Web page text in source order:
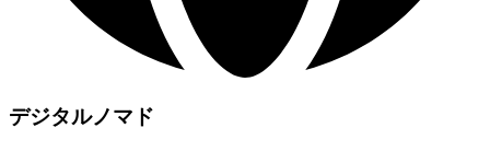
デジタルノマド